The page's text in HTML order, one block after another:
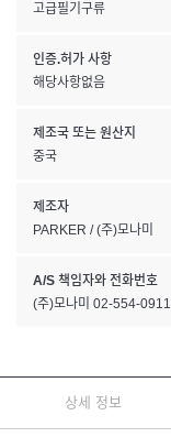
고급필기구류
인증.허가 사항
해당사항없음
제조국 또는 원산지
중국
제조자
PARKER / (주)모나미
A/S 책임자와 전화번호
(주)모나미 02-554-0911
상세 정보